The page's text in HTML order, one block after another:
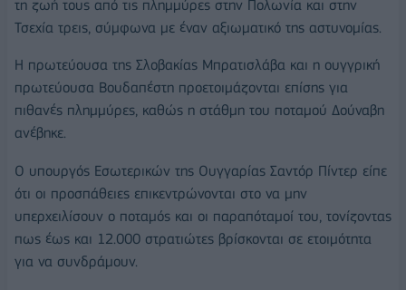
τη ζωή τους από τις πλημμύρες στην Πολωνία και στην
Τσεχία τρεις, σύμφωνα με έναν αξιωματικό της αστυνομίας.
Η πρωτεύουσα της Σλοβακίας Μπρατισλάβα και η ουγγρική
πρωτεύουσα Βουδαπέστη προετοιμάζονται επίσης για
πιθανές πλημμύρες, καθώς η στάθμη του ποταμού Δούναβη
ανέβηκε.
Ο υπουργός Εσωτερικών της Ουγγαρίας Σαντόρ Πίντερ είπε
ότι οι προσπάθειες επικεντρώνονται στο να μην
υπερχειλίσουν ο ποταμός και οι παραπόταμοί του, τονίζοντας
πως έως και 12.000 στρατιώτες βρίσκονται σε ετοιμότητα
για να συνδράμουν.